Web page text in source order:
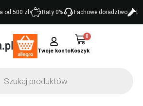
od 500 zł Raty 0% Fachowe doradztwo
Twoje konto
0